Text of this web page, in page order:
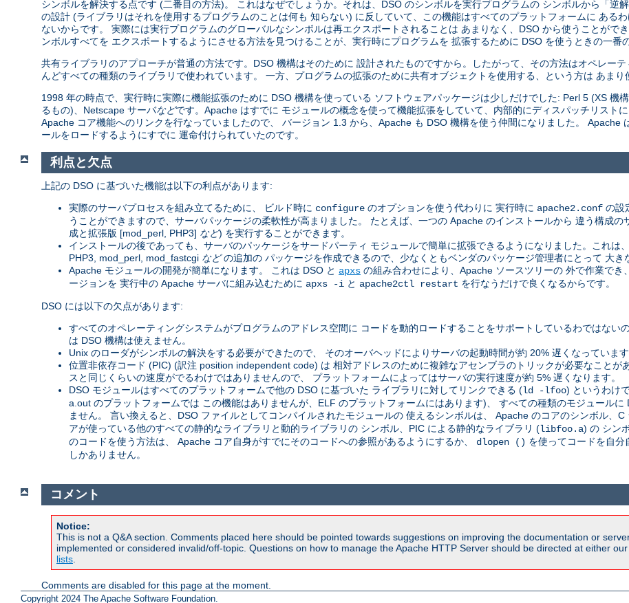
シンボルを解決する点です (二番目の方法)。 これはなぜでしょうか。それは、DSO のシンボルを実行プログラムの シンボルから「逆
の設計 (ライブラリはそれを使用するプログラムのことは何も 知らない) に反していて、この機能はすべてのプラットフォームに ある
ないからです。 実際には実行プログラムのグローバルなシンボルは再エクスポートされることは あまりなく、DSO から使うことがで
ンボルすべてを エクスポートするようにさせる方法を見つけることが、実行時にプログラムを 拡張するために DSO を使うときの一番
共有ライブラリのアプローチが普通の方法です。DSO 機構はそのために 設計されたものですから。したがって、その方法はオペレー
んどすべての種類のライブラリで使われています。 一方、プログラムの拡張のために共有オブジェクトを使用する、という方は あまり
1998 年の時点で、実行時に実際に機能拡張のために DSO 機構を使っている ソフトウェアパッケージは少しだけでした: Perl 5 (XS 機
るもの)、Netscape サーバなどです。Apache はすでに モジュールの概念を使って機能拡張をしていて、内部的にディスパッチリスト
Apache コア機能へのリンクを行なっていましたので、 バージョン 1.3 から、Apache も DSO 機構を使う仲間になりました。 Apache
ールをロードするようにすでに 運命付けられていたのです。
利点と欠点
上記の DSO に基づいた機能は以下の利点があります:
実際のサーバプロセスを組み立てるために、 ビルド時に configure のオプションを使う代わりに 実行時に apache2.conf の設
うことができますので、サーバパッケージの柔軟性が高まりました。 たとえば、一つの Apache のインストールから 違う構成の
成と拡張版 [mod_perl, PHP3] など) を実行することができます。
インストールの後であっても、サーバのパッケージをサードパーティ モジュールで簡単に拡張できるようになりました。これは
PHP3, mod_perl, mod_fastcgi などの追加の パッケージを作成できるので、少なくともベンダのパッケージ管理者にとって 大き
Apache モジュールの開発が簡単になります。 これは DSO と apxs の組み合わせにより、Apache ソースツリーの 外で作業でき
ージョンを 実行中の Apache サーバに組み込むために apxs -i と apache2ctl restart を行なうだけで良くなるからです。
DSO には以下の欠点があります:
すべてのオペレーティングシステムがプログラムのアドレス空間に コードを動的ロードすることをサポートしているわではない
は DSO 機構は使えません。
Unix のローダがシンボルの解決をする必要ができたので、 そのオーバヘッドによりサーバの起動時間が約 20% 遅くなっています
位置非依存コード (PIC) (訳注 position independent code) は 相対アドレスのために複雑なアセンブラのトリックが必要なことが
スと同じくらいの速度がでるわけではありませんので、 プラットフォームによってはサーバの実行速度が約 5% 遅くなります。
DSO モジュールはすべてのプラットフォームで他の DSO に基づいた ライブラリに対してリンクできる (ld -lfoo) というわけ
a.out のプラットフォームでは この機能はありませんが、ELF のプラットフォームにはあります)、 すべての種類のモジュールに
ません。 言い換えると、DSO ファイルとしてコンパイルされたモジュールの 使えるシンボルは、 Apache のコアのシンボル、C
アが使っている他のすべての静的なライブラリと動的ライブラリの シンボル、PIC による静的なライブラリ (libfoo.a) の シン
のコードを使う方法は、 Apache コア自身がすでにそのコードへの参照があるようにするか、 dlopen () を使ってコードを自
しかありません。
コメント
Notice:
This is not a Q&A section. Comments placed here should be pointed towards suggestions on improving the documentation or
implemented or considered invalid/off-topic. Questions on how to manage the Apache HTTP Server should be directed at either
lists
Comments are disabled for this page at the moment.
Copyright 2024 The Apache Software Foundation.